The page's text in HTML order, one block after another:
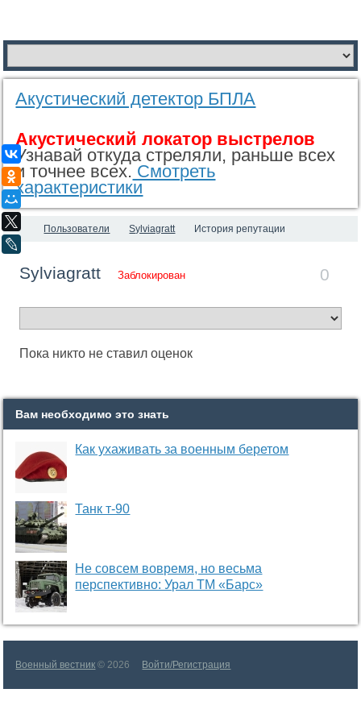
ВКонтакте
Одноклассники
Мой Мир
Акустический детектор БПЛА
Акустический локатор выстрелов
Узнавай откуда стреляли, раньше всех
и точнее всех. Смотреть
характеристики
Пользователи Sylviagratt История репутации
0
Sylviagratt Заблокирован
Пока никто не ставил оценок
Вам необходимо это знать
Как ухаживать за военным беретом
Танк т-90
Не совсем вовремя, но весьма
перспективно: Урал ТМ «Барс»
Военный вестник © 2026 Войти/Регистрация